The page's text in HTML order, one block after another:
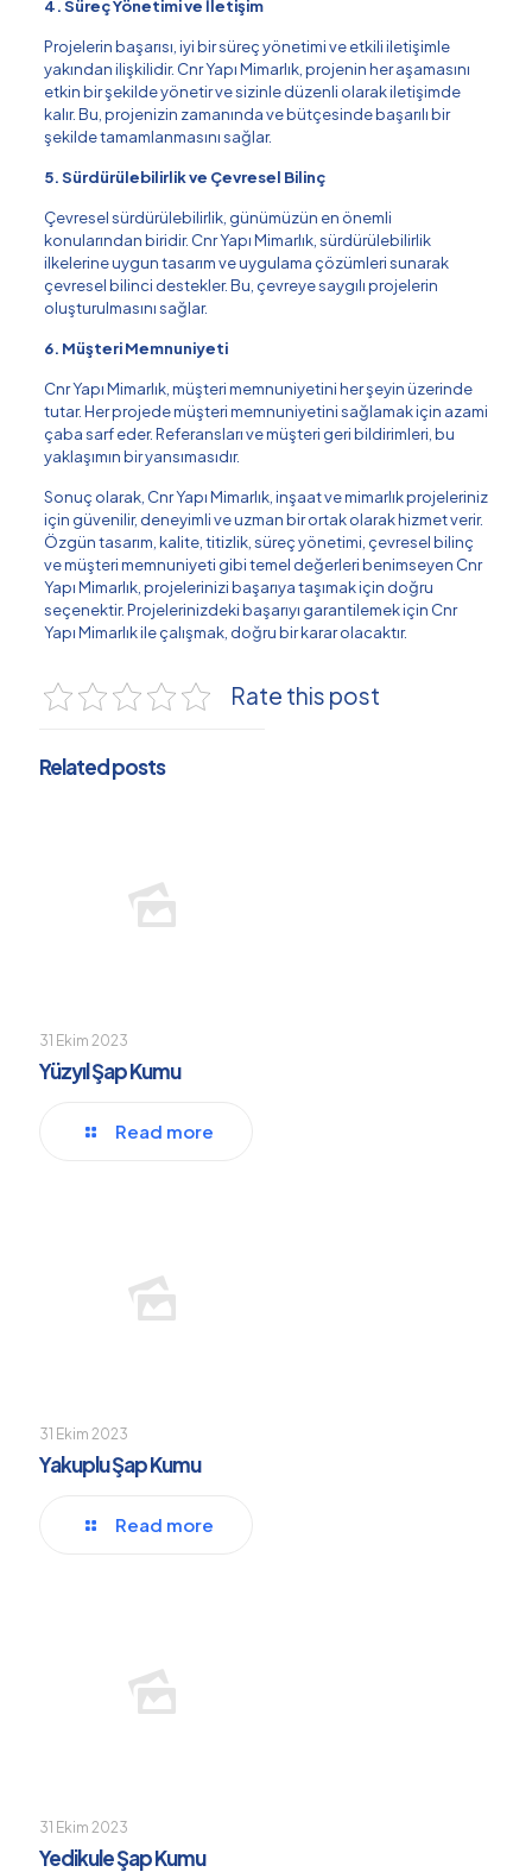
4. Süreç Yönetimi ve İletişim
Projelerin başarısı, iyi bir süreç yönetimi ve etkili iletişimle
yakından ilişkilidir. Cnr Yapı Mimarlık, projenin her aşamasını
etkin bir şekilde yönetir ve sizinle düzenli olarak iletişimde
kalır. Bu, projenizin zamanında ve bütçesinde başarılı bir
şekilde tamamlanmasını sağlar.
5. Sürdürülebilirlik ve Çevresel Bilinç
Çevresel sürdürülebilirlik, günümüzün en önemli
konularından biridir. Cnr Yapı Mimarlık, sürdürülebilirlik
ilkelerine uygun tasarım ve uygulama çözümleri sunarak
çevresel bilinci destekler. Bu, çevreye saygılı projelerin
oluşturulmasını sağlar.
6. Müşteri Memnuniyeti
Cnr Yapı Mimarlık, müşteri memnuniyetini her şeyin üzerinde
tutar. Her projede müşteri memnuniyetini sağlamak için azami
çaba sarf eder. Referansları ve müşteri geri bildirimleri, bu
yaklaşımın bir yansımasıdır.
Sonuç olarak, Cnr Yapı Mimarlık, inşaat ve mimarlık projeleriniz
için güvenilir, deneyimli ve uzman bir ortak olarak hizmet verir.
Özgün tasarım, kalite, titizlik, süreç yönetimi, çevresel bilinç
ve müşteri memnuniyeti gibi temel değerleri benimseyen Cnr
Yapı Mimarlık, projelerinizi başarıya taşımak için doğru
seçenektir. Projelerinizdeki başarıyı garantilemek için Cnr
Yapı Mimarlık ile çalışmak, doğru bir karar olacaktır.
Rate this post
Related posts
31 Ekim 2023
Yüzyıl Şap Kumu
Read more
31 Ekim 2023
Yakuplu Şap Kumu
Read more
31 Ekim 2023
Yedikule Şap Kumu